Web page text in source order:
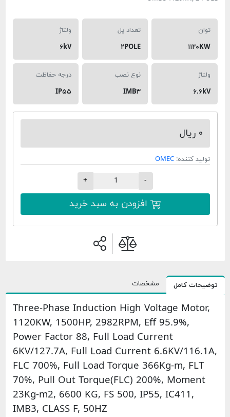
درجه حفاظت
OMEC
افزودن به سبد خرید
مشخصات
Three-Phase Induction High Voltage
1120KW, 1500HP, 2982RPM, Eff
Power Factor 88, Full Load Current
6KV/127.7A, Full Load Current
FLC 700%, Full Load Torque 366Kg-
70%, Pull Out Torque(FLC) 200%,
23Kg-m2, 6600 KG, FS 500, IP55,
IMB3, CLASS F, 50HZ